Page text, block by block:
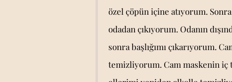
özel çöpün içine atıyorum.
odadan çıkıyorum. Odanın
sonra başlığımı çıkarıyorum.
temizliyorum. Cam maskenin iç